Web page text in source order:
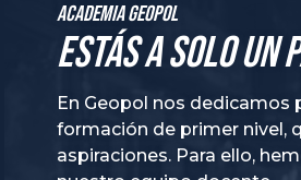
opositores a
Academia GeoPol
Estás a solo un
En Geopol nos dedicamos
formación de primer nivel,
aspiraciones. Para ello,